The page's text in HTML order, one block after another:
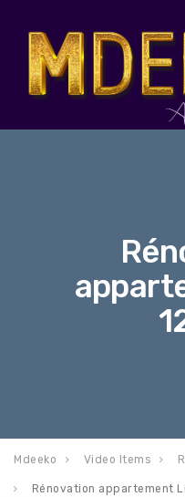
Mdeeko Video Items
Rénovation appartement